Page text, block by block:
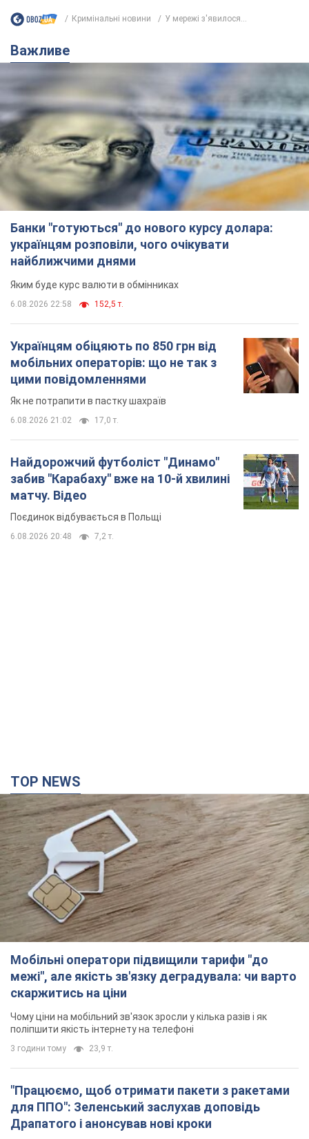
Кримінальні новини У мережі з'явилося...
Важливе
Банки "готуються" до нового курсу долара:
українцям розповіли, чого очікувати
найближчими днями
Яким буде курс валюти в обмінниках
6.08.2026 22:58 152,5 т.
Українцям обіцяють по 850 грн від
мобільних операторів: що не так з
цими повідомленнями
Як не потрапити в пастку шахраїв
6.08.2026 21:02 17,0 т.
Найдорожчий футболіст "Динамо"
забив "Карабаху" вже на 10-й хвилині
матчу. Відео
Поєдинок відбувається в Польщі
6.08.2026 20:48 7,2 т.
TOP NEWS
Мобільні оператори підвищили тарифи "до
межі", але якість зв'язку деградувала: чи варто
скаржитись на ціни
Чому ціни на мобільний зв'язок зросли у кілька разів і як
поліпшити якість інтернету на телефоні
3 години тому 23,9 т.
"Працюємо, щоб отримати пакети з ракетами
для ППО": Зеленський заслухав доповідь
Драпатого і анонсував нові кроки